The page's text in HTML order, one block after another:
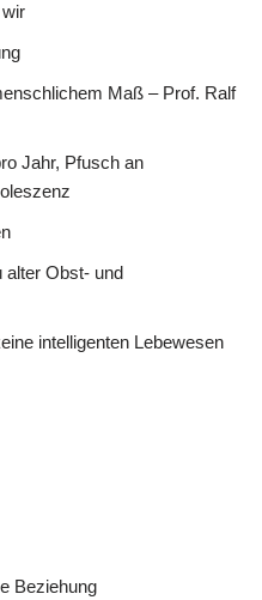
Maß – Prof. Ralf
Jahr, Pfusch an
alter Obst- und
intelligenten Lebewesen
Beziehung